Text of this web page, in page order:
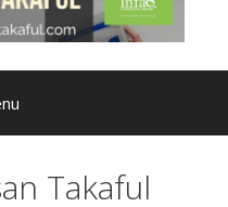
Takaful